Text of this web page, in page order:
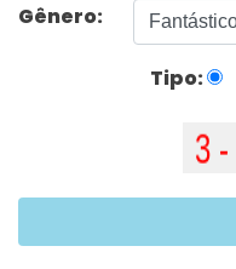
Gênero:
Tipo: